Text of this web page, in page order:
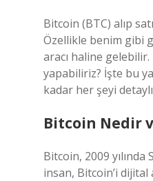
Bitcoin (BTC) alıp
Özellikle benim gibi
aracı haline gelebilir.
yapabiliriz? İşte bu
kadar her şeyi
Bitcoin Nedir
Bitcoin, 2009
insan, Bitcoin’i dijital